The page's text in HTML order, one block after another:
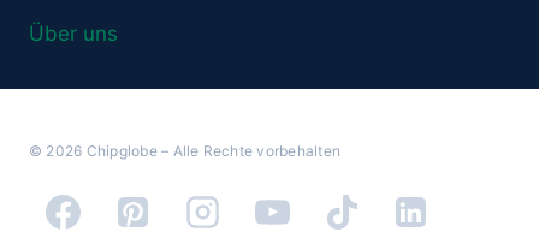
Über uns
© 2026 Chipglobe – Alle Rechte vorbehalten